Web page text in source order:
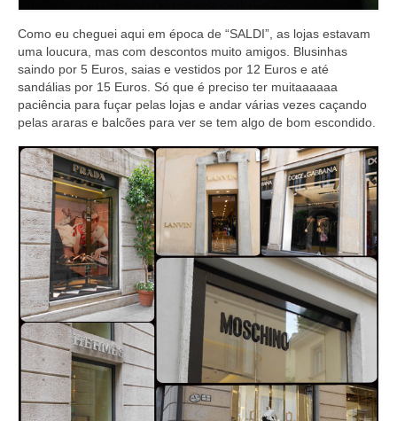
Como eu cheguei aqui em época de “SALDI”, as lojas estavam
uma loucura, mas com descontos muito amigos. Blusinhas
saindo por 5 Euros, saias e vestidos por 12 Euros e até
sandálias por 15 Euros. Só que é preciso ter muitaaaaaa
paciência para fuçar pelas lojas e andar várias vezes caçando
pelas araras e balcões para ver se tem algo de bom escondido.